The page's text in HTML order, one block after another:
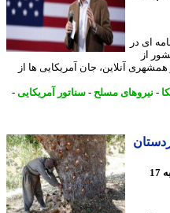
در
آنلاین، جان آمریکایی ها از
مسلح-سناتور آمریکایی-